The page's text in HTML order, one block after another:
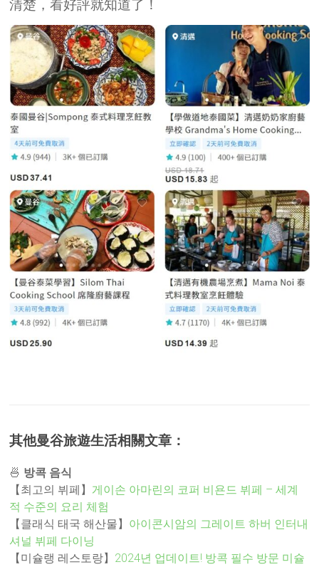
清楚，看好評就知道了！
其他曼谷旅遊生活相關文章：
🍜 방콕 음식
【최고의 뷔페】 게이손 아마린의 코퍼 비욘드 뷔페 – 세계
적 수준의 요리 체험
【클래식 태국 해산물】 아이콘시암의 그레이트 하버 인터내
셔널 뷔페 다이닝
【미슐랭 레스토랑】 2024년 업데이트! 방콕 필수 방문 미슐